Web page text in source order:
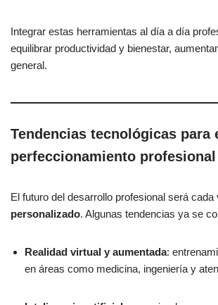
Integrar estas herramientas al día a día
equilibrar productividad y bienestar,
general.
Tendencias tecnológicas para
perfeccionamiento profesional
El futuro del desarrollo profesional será cada
personalizado. Algunas tendencias ya se
Realidad virtual y aumentada:
en áreas como medicina, ingeniería y